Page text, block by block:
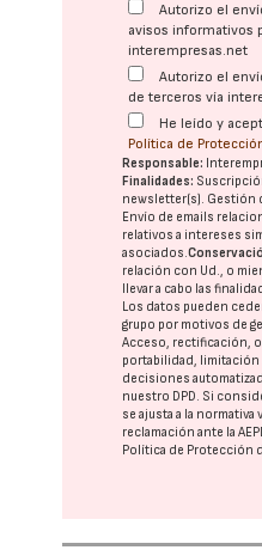
Autorizo el
avisos informativos
interempresas.net
Autorizo el
de terceros vía
He leído y
Política de
Responsable:
Finalidades:
newsletter(s). Gestión
Envío de emails
relativos a intereses
asociados.
relación con Ud., o
llevar a cabo las
Los datos pueden
grupo por motivos de
Acceso, rectificación,
portabilidad, limitación
decisiones
nuestro DPD. Si
se ajusta a la
reclamación ante la
Política de Protección